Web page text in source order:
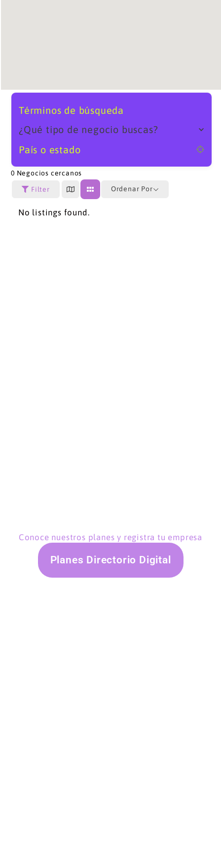
Términos de búsqueda
¿Qué tipo de negocio buscas?
País o estado
0 Negocios cercanos
Filter Ordenar Por
No listings found.
Conoce nuestros planes y registra tu empresa
Planes Directorio Digital